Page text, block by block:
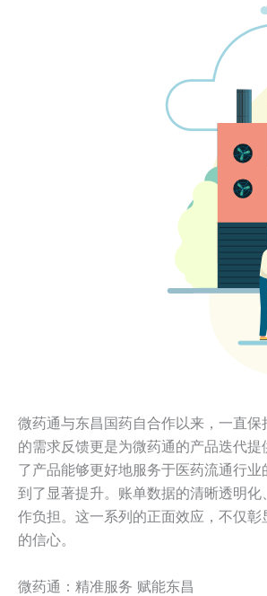
微药通与东昌国药自合作以来，一直
的需求反馈更是为微药通的产品迭代
了产品能够更好地服务于医药流通行
到了显著提升。账单数据的清晰透明
作负担。这一系列的正面效应，不仅
的信心。
微药通：精准服务 赋能东昌